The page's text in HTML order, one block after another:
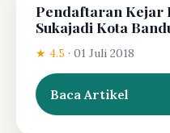
Pendaftaran Kejar
Sukajadi Kota
★ 4.5 · 01 Juli 2018
Baca Artikel